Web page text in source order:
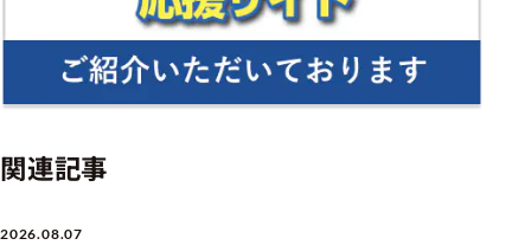
関連記事
2026.08.07